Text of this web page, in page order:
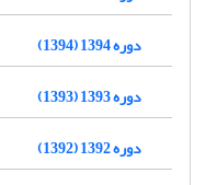
دوره 1394 (1394)
دوره 1393 (1393)
دوره 1392 (1392)